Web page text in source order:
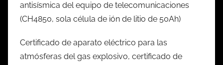
antisísmica del equipo de telecomunicaciones
(CH4850, sola célula de ión de litio de 50Ah)
Certificado de aparato eléctrico para las
atmósferas del gas explosivo, certificado de